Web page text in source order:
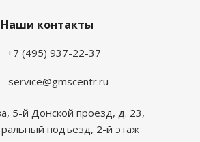
Наши контакты
+7 (495) 937-22-37
service@gmscentr.ru
, 5-й Донской проезд, д. 23,
подъезд, 2-й этаж